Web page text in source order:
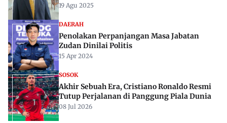
19 Agu 2025
DAERAH
Penolakan Perpanjangan Masa Jabatan
Zudan Dinilai Politis
15 Apr 2024
SOSOK
Akhir Sebuah Era, Cristiano Ronaldo Resmi
Tutup Perjalanan di Panggung Piala Dunia
08 Jul 2026